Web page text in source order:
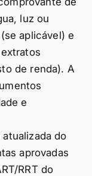
luz ou
aplicável) e
de renda). A
e
do
aprovadas
RRT do